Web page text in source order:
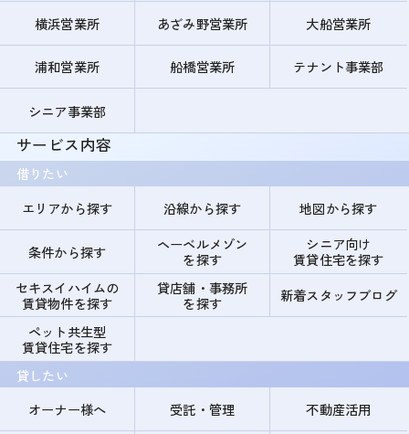
横浜営業所 あざみ野営業所 大船営業所
浦和営業所 船橋営業所 テナント事業部
シニア事業部
サービス内容
借りたい
エリアから探す
沿線から探す 地図から探す
条件から探す
ヘーベルメゾン
を探す
シニア向け
賃貸住宅を探す
セキスイハイムの
賃貸物件を探す
貸店舗・事務所
を探す
新着スタッフブログ
ペット共生型
賃貸住宅を探す
貸したい
オーナー様へ
受託・管理 不動産活用